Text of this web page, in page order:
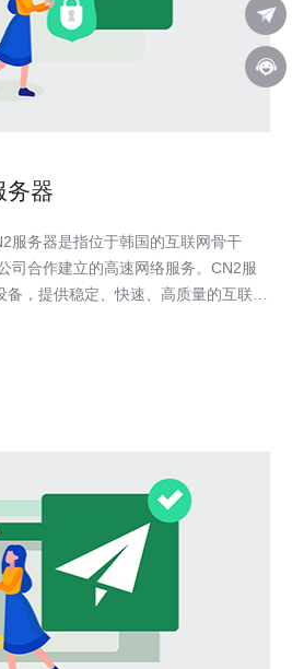
务器
司合作建立的高速网络服务。CN2服
，提供稳定、快速、高质量的互联网
网络设备和优化的网络架构，确保用